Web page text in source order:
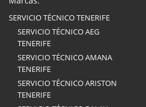
SERVICIO TÉCNICO TENERIFE
SERVICIO TÉCNICO AEG
TENERIFE
SERVICIO TÉCNICO AMANA
TENERIFE
SERVICIO TÉCNICO ARISTON
TENERIFE